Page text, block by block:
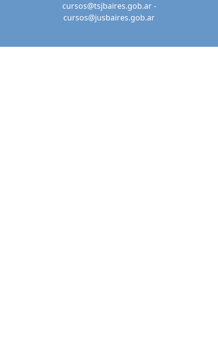
cursos@tsjbaires.gob.ar-
cursos@jusbaires.gob.ar